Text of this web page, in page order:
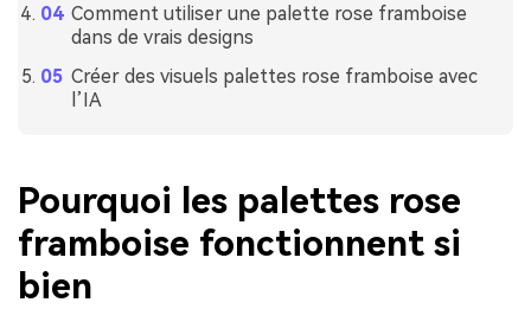
Comment utiliser une palette rose framboise
dans de vrais designs
Créer des visuels palettes rose framboise avec
l’IA
Pourquoi les palettes rose
framboise fonctionnent si
bien